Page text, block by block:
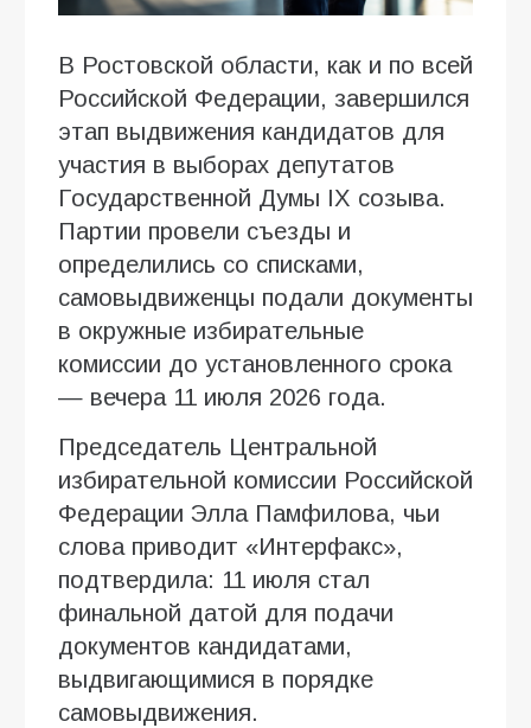
В Ростовской области, как и по всей
Российской Федерации, завершился
этап выдвижения кандидатов для
участия в выборах депутатов
Государственной Думы IX созыва.
Партии провели съезды и
определились со списками,
самовыдвиженцы подали документы
в окружные избирательные
комиссии до установленного срока
— вечера 11 июля 2026 года.
Председатель Центральной
избирательной комиссии Российской
Федерации Элла Памфилова, чьи
слова приводит «Интерфакс»,
подтвердила: 11 июля стал
финальной датой для подачи
документов кандидатами,
выдвигающимися в порядке
самовыдвижения.